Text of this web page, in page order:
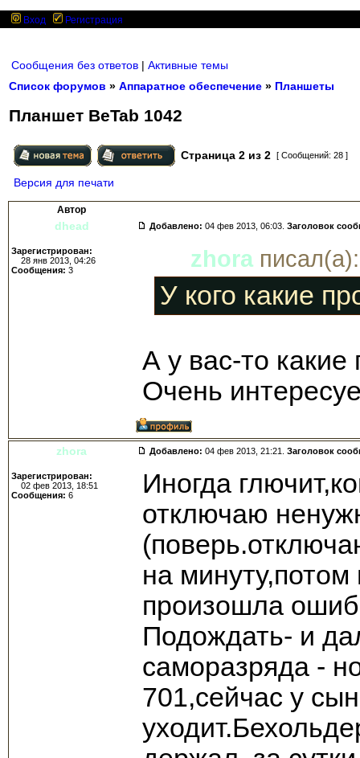
Вход Регистрация
Сообщения без ответов | Активные темы
Список форумов » Аппаратное обеспечение » Планшеты
Планшет BeTab 1042
Страница 2 из 2 [ Сообщений: 28 ]
Версия для печати
Автор
dhead Добавлено: 04 фев 2013, 06:03. Заголовок
Зарегистрирован:
28 янв 2013, 04:26
Сообщения: 3 zhora писал(а):
У кого какие
А у вас-то
Очень
zhora Добавлено: 04 фев 2013, 21:21. Заголовок
Зарегистрирован:
02 фев 2013, 18:51
Сообщения: 6
Иногда
отключаю
на
произошла
Подождать- и
саморазряда -
701,сейчас у